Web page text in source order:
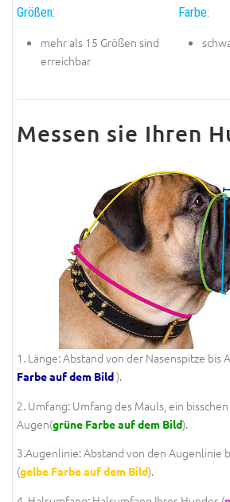
Größen:
mehr als 15 Größen sind
erreichbar
Farbe:
Messen sie Ihren
1. Länge: Abstand von der Nasenspitze bis
Farbe auf dem Bild).
2. Umfang: Umfang des Mauls, ein
Augen(grüne Farbe auf dem Bild).
3.Augenlinie: Abstand von den Augenlinie
(gelbe Farbe auf dem Bild).